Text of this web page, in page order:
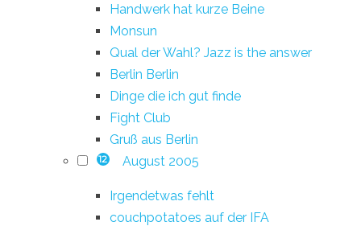
Handwerk hat kurze Beine
Monsun
Qual der Wahl? Jazz is the answer
Berlin Berlin
Dinge die ich gut finde
Fight Club
Gruß aus Berlin
12 August 2005
Irgendetwas fehlt
couchpotatoes auf der IFA